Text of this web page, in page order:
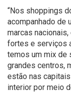
“Nos shoppings
acompanhado de
marcas
fortes e serviços
temos um mix de
grandes centros,
estão nas
interior por meio